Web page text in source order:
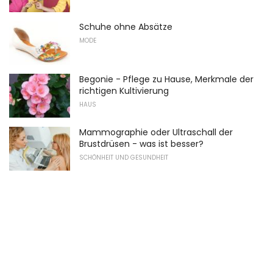
Schuhe ohne Absätze
MODE
Begonie - Pflege zu Hause, Merkmale der
richtigen Kultivierung
HAUS
Mammographie oder Ultraschall der
Brustdrüsen - was ist besser?
SCHÖNHEIT UND GESUNDHEIT